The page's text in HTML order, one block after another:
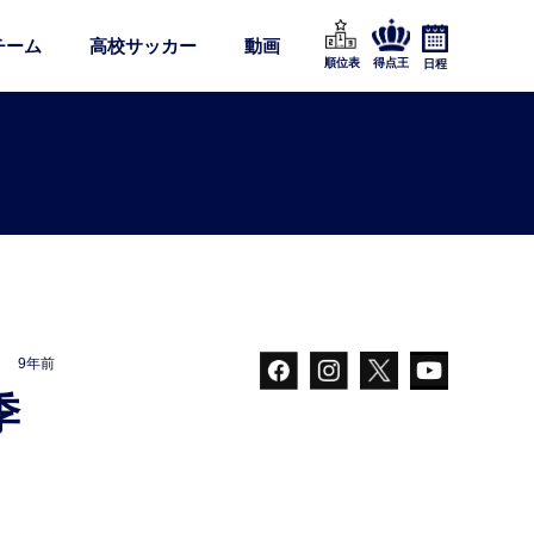
ーム 高校サッカー 動画
順位表 得点王 日程
9年前